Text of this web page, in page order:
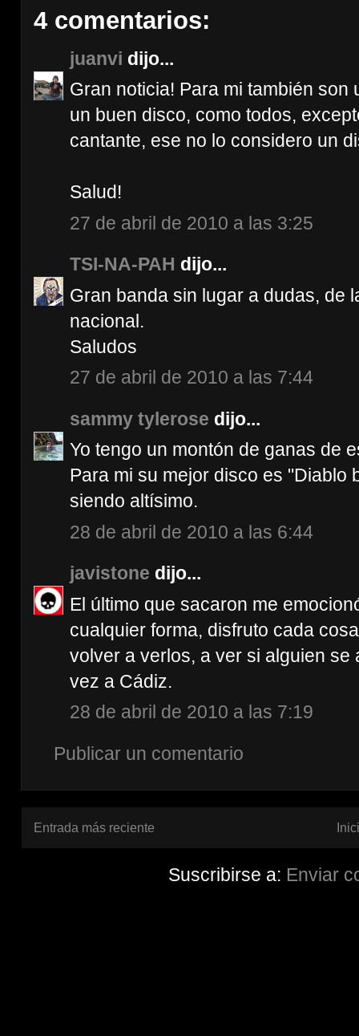
4 comentarios:
juanvi dijo...
Gran noticia! Para mi también
un buen disco, como todos,
cantante, ese no lo considero un
Salud!
27 de abril de 2010 a las 3:25
TSI-NA-PAH dijo...
Gran banda sin lugar a dudas, de
nacional.
Saludos
27 de abril de 2010 a las 7:44
sammy tylerose dijo...
Yo tengo un montón de ganas de
Para mi su mejor disco es "Diablo
siendo altísimo.
28 de abril de 2010 a las 6:44
javistone dijo...
El último que sacaron me
cualquier forma, disfruto cada
volver a verlos, a ver si alguien se
vez a Cádiz.
28 de abril de 2010 a las 7:19
Publicar un comentario
Entrada más reciente
Suscribirse a: Enviar